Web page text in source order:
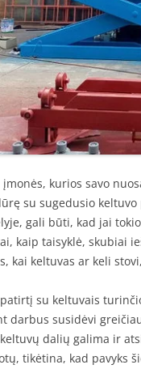
įmonės, kurios savo
su sugedusio
gali būti, kad jai
kaip taisyklė, skubiai
kai keltuvas ar keli
su keltuvais
darbus susidėvi
dalių galima ir
tikėtina, kad pavyks